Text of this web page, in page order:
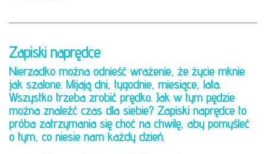
Zapiski naprędce
Nierzadko można odnieść wrażenie, że życie mknie
jak szalone. Mijają dni, tygodnie, miesiące, lata.
Wszystko trzeba zrobić prędko. Jak w tym pędzie
można znaleźć czas dla siebie? Zapiski naprędce to
próba zatrzymania się choć na chwilę, aby pomyśleć
o tym, co niesie nam każdy dzień.